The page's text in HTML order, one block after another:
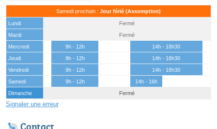
Samedi prochain : Jour férié (Assomption)
Lundi
Fermé
Mardi
Fermé
Mercredi
9h - 12h
14h - 18h30
Jeudi
9h - 12h
14h - 18h30
Vendredi
9h - 12h
14h - 18h30
Samedi
9h - 12h
14h - 16h
Dimanche
Fermé
Signaler une erreur
Contact